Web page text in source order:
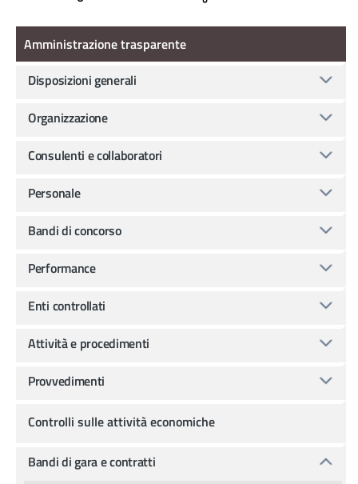
Amministrazione Trasparente
Amministrazione trasparente
Disposizioni generali
Organizzazione
Consulenti e collaboratori
Personale
Bandi di concorso
Performance
Enti controllati
Attività e procedimenti
Provvedimenti
Controlli sulle attività economiche
Bandi di gara e contratti